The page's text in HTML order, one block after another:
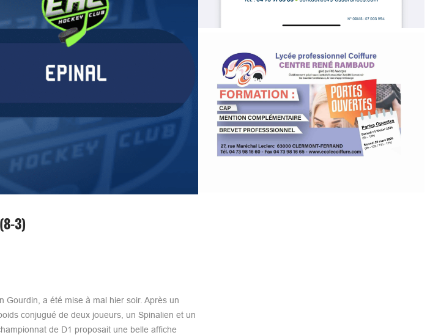
3)
Gourdin, a été mise à mal hier soir. Après un
conjugué de deux joueurs, un Spinalien et un
de D1 proposait une belle affiche